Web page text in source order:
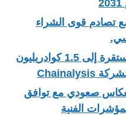
تصادم قوى الشراء
قد تصل تدفقات العملات المستقرة إلى 1.5 كوادريليون
صعودي مع توافق
الفنية